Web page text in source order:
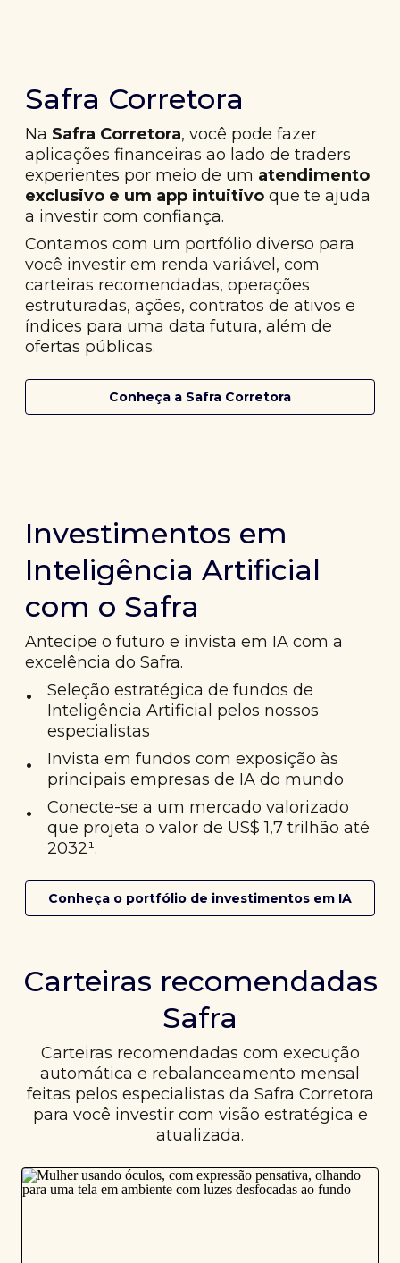
Safra Corretora
Na Safra Corretora, você pode fazer
aplicações financeiras ao lado de traders
experientes por meio de um atendimento
exclusivo e um app intuitivo que te ajuda
a investir com confiança.
Contamos com um portfólio diverso para
você investir em renda variável, com
carteiras recomendadas, operações
estruturadas, ações, contratos de ativos e
índices para uma data futura, além de
ofertas públicas.
Conheça a Safra Corretora
Investimentos em
Inteligência Artificial
com o Safra
Antecipe o futuro e invista em IA com a
excelência do Safra.
•
Seleção estratégica de fundos de
Inteligência Artificial pelos nossos
especialistas
•
Invista em fundos com exposição às
principais empresas de IA do mundo
•
Conecte-se a um mercado valorizado
que projeta o valor de US$ 1,7 trilhão até
2032¹.
Conheça o portfólio de investimentos em IA
Carteiras recomendadas
Safra
Carteiras recomendadas com execução
automática e rebalanceamento mensal
feitas pelos especialistas da Safra Corretora
para você investir com visão estratégica e
atualizada.